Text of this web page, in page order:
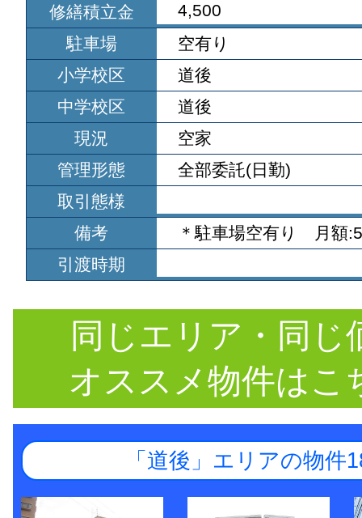
修繕積立金
4,500
駐車場
空有り
小学校区
道後
中学校区
道後
現況
空家
管理形態
全部委託(日勤)
取引態様
備考
＊駐車場空有り 月額
引渡時期
同じエリア・同じ
オススメ物件はこ
「道後」エリアの物件